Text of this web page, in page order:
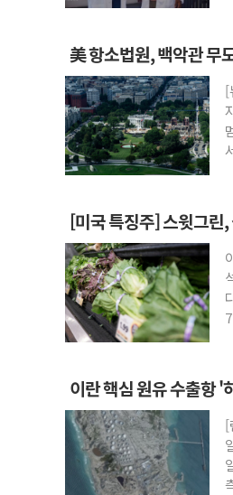
李 "해남 태
李 대통령,
트럼프, 中
[사진] 빈살
이란와이어
美 항소법원, 백악관 무
[
[미국 특징주] 스윗그
이란 핵심 원유 수출항
향
[